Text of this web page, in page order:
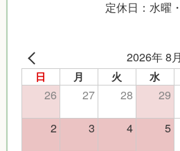
定休日：水曜
2026年 8月
日 月 火 水
26 27 28 29
2
3 4 5